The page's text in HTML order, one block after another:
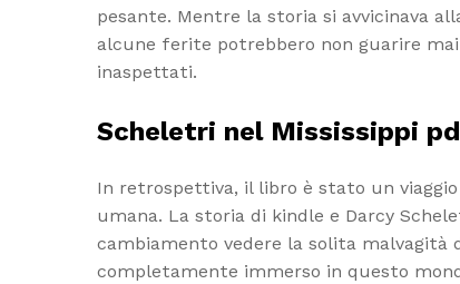
pesante. Mentre la storia si avvicinava
alcune ferite potrebbero non guarire
inaspettati.
Scheletri nel Mississippi
In retrospettiva, il libro è stato un
umana. La storia di kindle e Darcy
cambiamento vedere la solita malvagità
completamente immerso in questo